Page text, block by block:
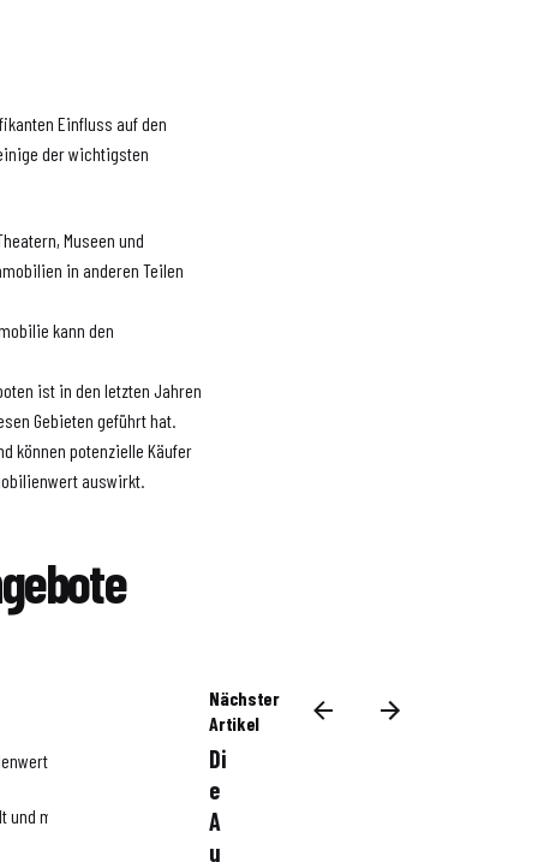
Einfluss auf den
der wichtigsten
Museen und
in anderen Teilen
kann den
ist in den letzten Jahren
Gebieten geführt hat.
können potenzielle Käufer
auswirkt.
beeinflussen können:
machen sie attraktiver
Nächster
Artikel
Di
e
A
u